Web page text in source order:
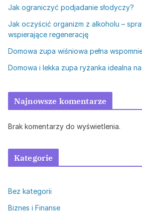
Jak ograniczyć podjadanie słodyczy?
Jak oczyścić organizm z alkoholu –
wspierające regenerację
Domowa zupa wiśniowa pełna
Domowa i lekka zupa ryżanka idealna
Najnowsze komentarze
Brak komentarzy do wyświetlenia.
Kategorie
Bez kategorii
Biznes i Finanse